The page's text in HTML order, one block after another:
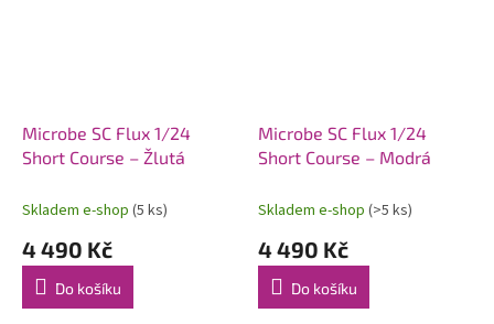
Microbe SC Flux 1/24
Short Course – Žlutá
Skladem e-shop (5 ks)
4 490 Kč
Do košíku
Microbe SC Flux 1/24
Short Course – Modrá
Skladem e-shop (>5 ks)
4 490 Kč
Do košíku